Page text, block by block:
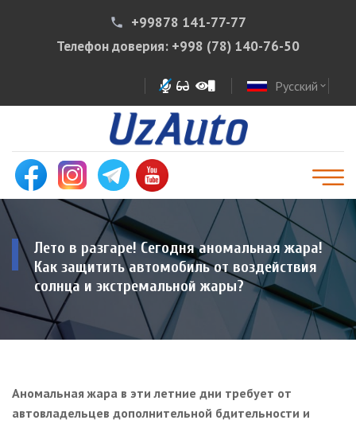
phone
+99878 141-77-77
Телефон доверия: +998 (78) 140-76-50
Русский expand_more
Лето в разгаре! Сегодня аномальная жара!
Как защитить автомобиль от воздействия
солнца и экстремальной жары?
Аномальная жара в эти летние дни требует от
автовладельцев дополнительной бдительности и